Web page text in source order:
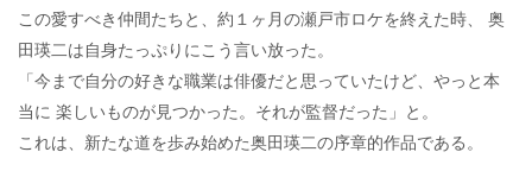
この愛すべき仲間たちと、約１ヶ月の瀬戸市ロケを終えた時、 奥
田瑛二は自身たっぷりにこう言い放った。
「今まで自分の好きな職業は俳優だと思っていたけど、やっと本
当に 楽しいものが見つかった。それが監督だった」と。
これは、新たな道を歩み始めた奥田瑛二の序章的作品である。